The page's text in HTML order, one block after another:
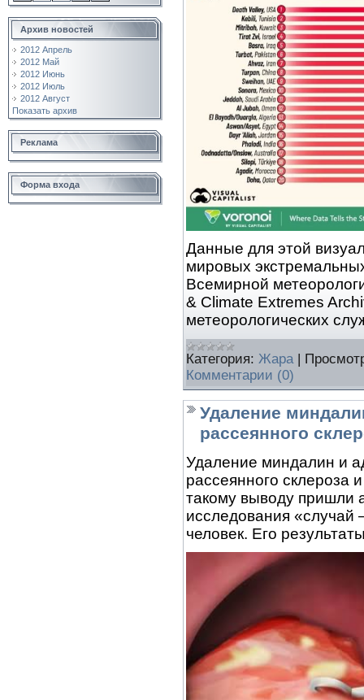
Архив новостей
2012 Апрель
2012 Май
2012 Июнь
2012 Июль
2012 Август
Показать архив
Реклама
Форма входа
Данные для этой
мировых
Всемирной
& Climate Extremes
метеорологических
Категория: Жара
Комментарии (0)
Удаление
рассеянного
Удаление миндалин и
рассеянного склероза
такому выводу пришли
исследования
человек. Его